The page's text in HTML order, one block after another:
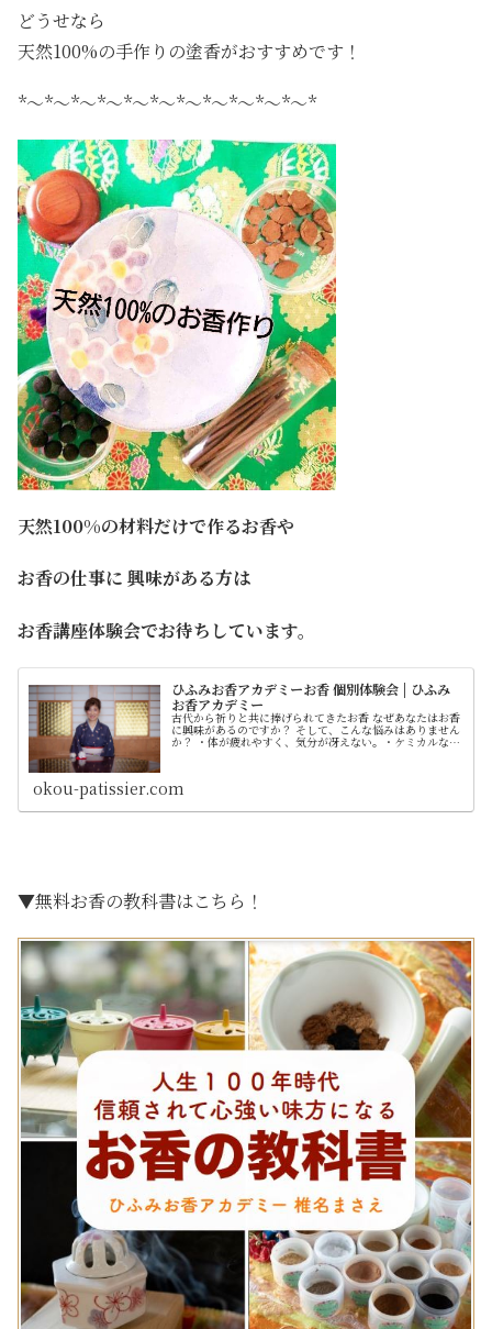
どうせなら
天然100%の手作りの塗香がおすすめです！
*～*～*～*～*～*～*～*～*～*～*～*
天然100%の材料だけで作るお香や
お香の仕事に 興味がある方は
お香講座体験会でお待ちしています。
ひふみお香アカデミーお香 個別体験会 | ひふみ
お香アカデミー
古代から祈りと共に捧げられてきたお香 なぜあなたはお香
に興味があるのですか？ そして、こんな悩みはありません
か？ ・体が疲れやすく、気分が冴えない。・ケミカルな香
okou-patissier.com
▼無料お香の教科書はこちら！